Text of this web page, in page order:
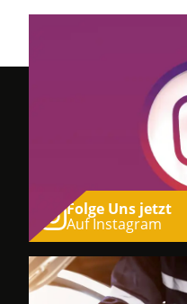
Folge Uns jetzt
Auf Instagram